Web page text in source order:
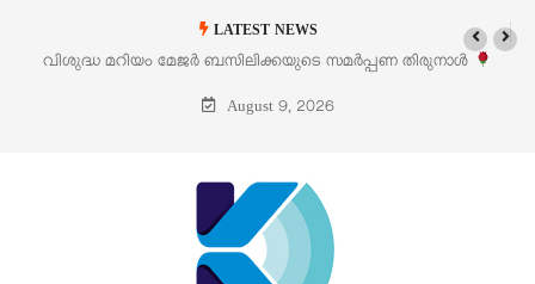
LATEST NEWS
ബസിലിക്കയുടെ സമർപ്പണ തിരുനാൾ
‘പെറ്റൽസ്’ ലൈഫ് സ്റ്റൈൽ
August 9, 2026